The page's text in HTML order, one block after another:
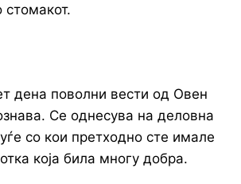
дена поволни вести од Овен
Се однесува на деловна
со кои претходно сте имале
која била многу добра.